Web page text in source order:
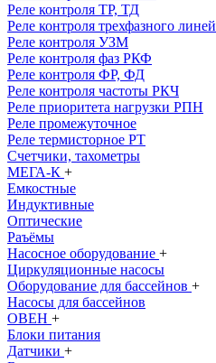
Реле контроля ТР, ТД
Реле контроля трехфазного
Реле контроля УЗМ
Реле контроля фаз РКФ
Реле контроля ФР, ФД
Реле контроля частоты РКЧ
Реле приоритета нагрузки РПН
Реле промежуточное
Реле термисторное РТ
Счетчики, тахометры
МЕГА-К +
Емкостные
Индуктивные
Оптические
Раъёмы
Насосное оборудование +
Циркуляционные насосы
Оборудование для бассейнов +
Насосы для бассейнов
ОВЕН +
Блоки питания
Датчики +